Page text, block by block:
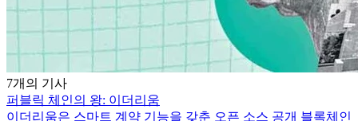
7개의 기사
퍼블릭 체인의 왕: 이더리움
이더리움은 스마트 계약 기능을 갖춘 오픈 소스 공개 블록체인